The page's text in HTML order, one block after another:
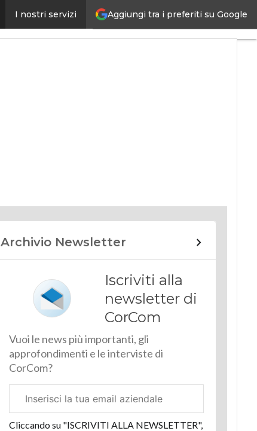
Aggiungi tra i preferiti su Google
I nostri servizi
Archivio Newsletter
Iscriviti alla
newsletter di
CorCom
Vuoi le news più importanti, gli
approfondimenti e le interviste di
CorCom?
aziendale
Cliccando su "ISCRIVITI ALLA NEWSLETTER",